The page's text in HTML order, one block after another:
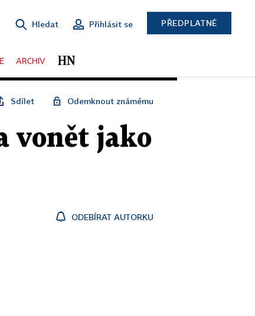
Hledat Přihlásit se PŘEDPLATNÉ
ARCHIV
Sdílet Odemknout známému
vonět jako
ODEBÍRAT AUTORKU